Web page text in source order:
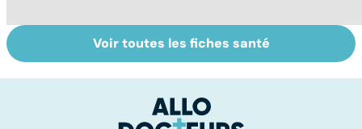
Tout savoir sur le
cerveau
Staphylocoque
doré : une
surveillance
Voir toutes les fiches santé